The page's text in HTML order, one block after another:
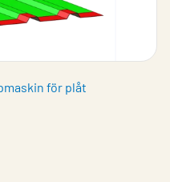
för plåt